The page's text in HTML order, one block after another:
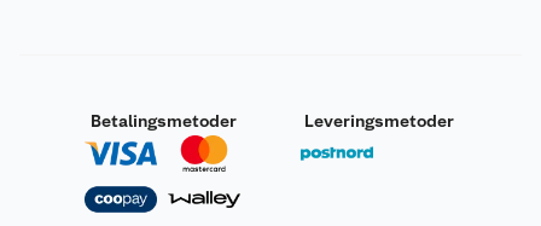
Betalingsmetoder Leveringsmetoder